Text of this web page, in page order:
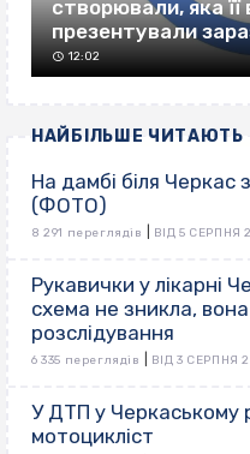
створювали, яка
презентували
12:02
НАЙБІЛЬШЕ ЧИТАЮТЬ
На дамбі біля Черкас
(ФОТО)
8 291 переглядів ВІД 5 СЕРПНЯ
Рукавички у лікарні
схема не зникла,
розслідування
6 335 переглядів ВІД 3 СЕРПНЯ
У ДТП у Черкаському
мотоцикліст